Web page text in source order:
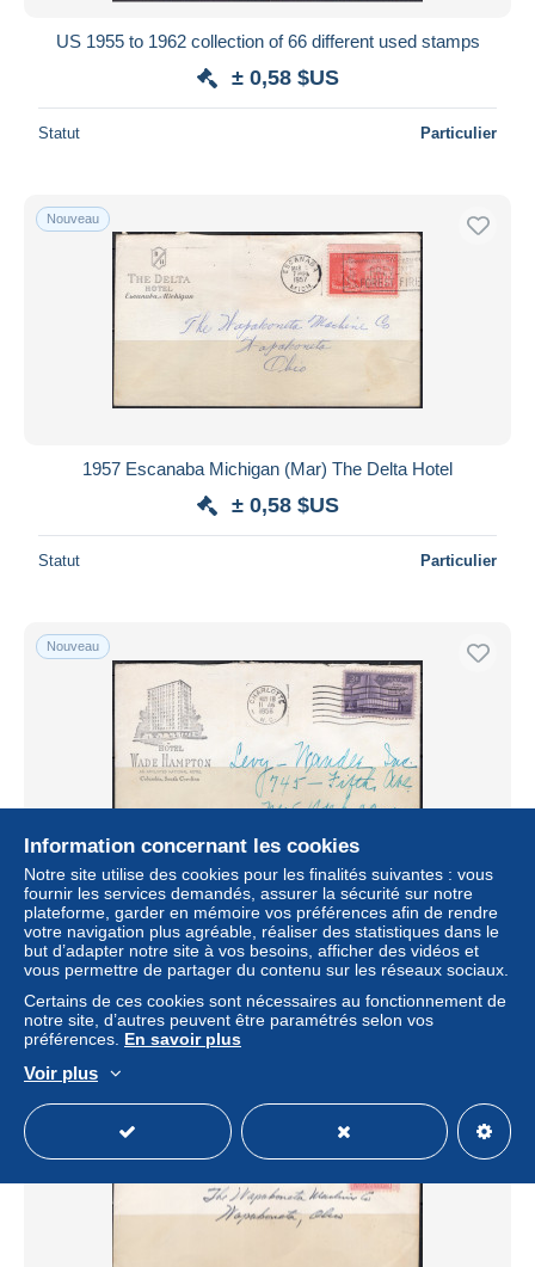
US 1955 to 1962 collection of 66 different used stamps
± 0,58 $US
Statut Particulier
Nouveau
1957 Escanaba Michigan (Mar) The Delta Hotel
± 0,58 $US
Statut Particulier
Nouveau
1956 Columbia South Carolina, Hotel Wade Hampton,
Mailed from Charlotte NC May 18,
± 1,16 $US
Statut Particulier
Information concernant les cookies
Notre site utilise des cookies pour les finalités suivantes : vous
fournir les services demandés, assurer la sécurité sur notre
plateforme, garder en mémoire vos préférences afin de rendre
votre navigation plus agréable, réaliser des statistiques dans le
but d’adapter notre site à vos besoins, afficher des vidéos et
vous permettre de partager du contenu sur les réseaux sociaux.
Certains de ces cookies sont nécessaires au fonctionnement de
notre site, d’autres peuvent être paramétrés selon vos
préférences. En savoir plus
Voir plus